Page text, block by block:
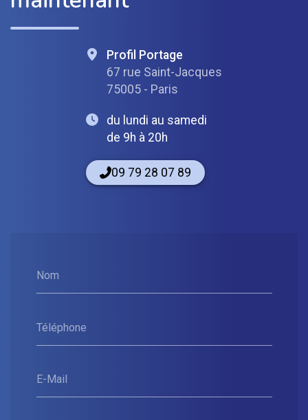
Nom
Téléphone
E-Mail
Profil Portage
67 rue Saint-Jacques
75005 - Paris
du lundi au samedi
de 9h à 20h
09 79 28 07 89